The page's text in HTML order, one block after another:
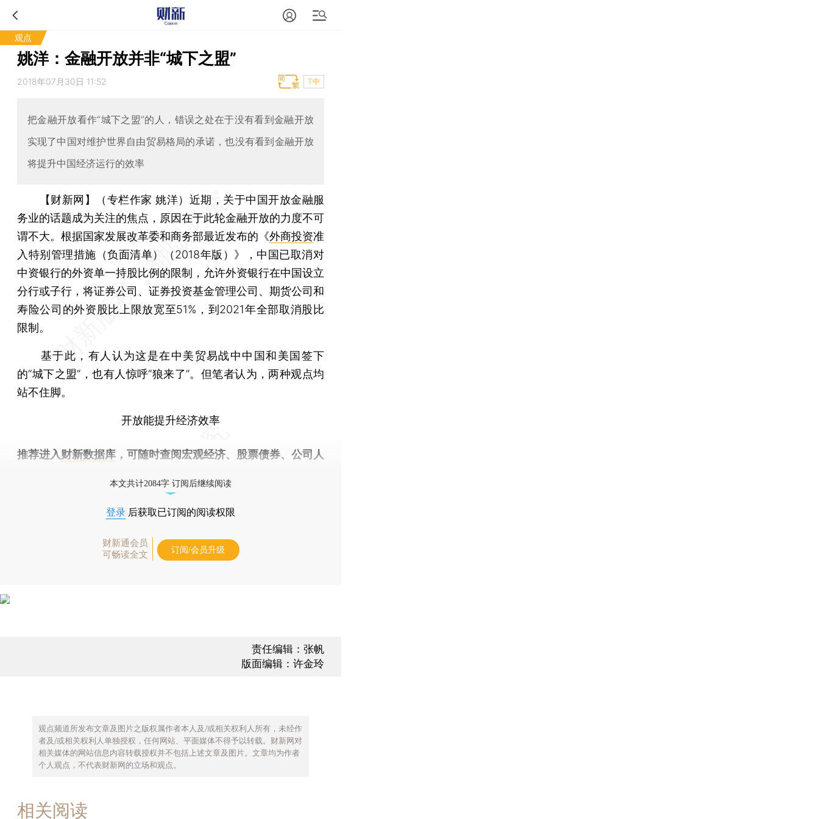
观点
姚洋：金融开放并非“城下之盟”
2018年07月30日 11:52 T中
把金融开放看作“城下之盟”的人，错误之处在于没有看到金融开放
实现了中国对维护世界自由贸易格局的承诺，也没有看到金融开放
将提升中国经济运行的效率
【财新网】（专栏作家 姚洋） 近期，关于中国开放金融服
务业的话题成为关注的焦点，原因在于此轮金融开放的力度不可
谓不大。根据国家发展改革委和商务部最近发布的《外商投资准
入特别管理措施（负面清单）（2018年版）》，中国已取消对
中资银行的外资单一持股比例的限制，允许外资银行在中国设立
分行或子行，将证券公司、证券投资基金管理公司、期货公司和
寿险公司的外资股比上限放宽至51%，到2021年全部取消股比
限制。
基于此，有人认为这是在中美贸易战中中国和美国签下
的“城下之盟”，也有人惊呼“狼来了”。但笔者认为，两种观点均
站不住脚。
开放能提升经济效率
推荐进入财新数据库 ，可随时查阅宏观经济、股票债券、公司人
本文共计2084字 订阅后继续阅读
登录 后获取已订阅的阅读权限
财新通会员
可畅读全文
订阅/会员升级
责任编辑：张帆
版面编辑：许金玲
观点频道所发布文章及图片之版权属作者本人及/或相关权利人所有，未经作
者及/或相关权利人单独授权，任何网站、平面媒体不得予以转载。财新网对
相关媒体的网站信息内容转载授权并不包括上述文章及图片。文章均为作者
个人观点，不代表财新网的立场和观点。
相关阅读